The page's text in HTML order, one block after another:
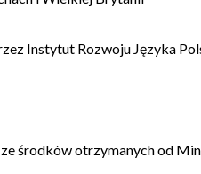
Instytut Rozwoju Języka
ze środków otrzymanych od